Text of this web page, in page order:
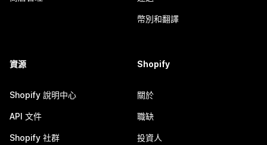
幣別和翻譯
資源
Shopify 說明中心
API 文件
Shopify 社群
Shopify
關於
職缺
投資人